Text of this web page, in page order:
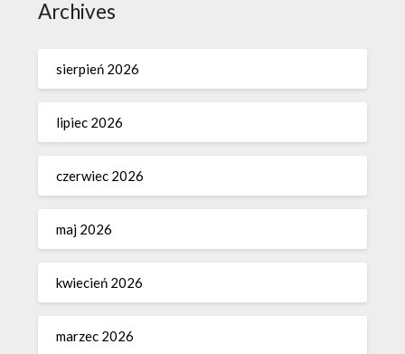
Archives
sierpień 2026
lipiec 2026
czerwiec 2026
maj 2026
kwiecień 2026
marzec 2026